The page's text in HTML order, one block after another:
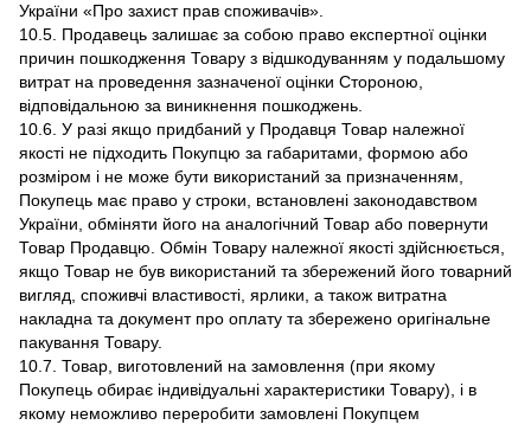
України «Про захист прав споживачів».
10.5. Продавець залишає за собою право експертної оцінки
причин пошкодження Товару з відшкодуванням у подальшому
витрат на проведення зазначеної оцінки Стороною,
відповідальною за виникнення пошкоджень.
10.6. У разі якщо придбаний у Продавця Товар належної
якості не підходить Покупцю за габаритами, формою або
розміром і не може бути використаний за призначенням,
Покупець має право у строки, встановлені законодавством
України, обміняти його на аналогічний Товар або повернути
Товар Продавцю. Обмін Товару належної якості здійснюється,
якщо Товар не був використаний та збережений його товарний
вигляд, споживчі властивості, ярлики, а також витратна
накладна та документ про оплату та збережено оригінальне
пакування Товару.
10.7. Товар, виготовлений на замовлення (при якому
Покупець обирає індивідуальні характеристики Товару), і в
якому неможливо переробити замовлені Покупцем